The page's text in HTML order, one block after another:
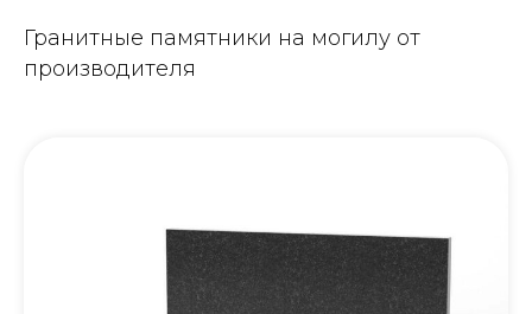
Гранитные памятники на могилу от
производителя